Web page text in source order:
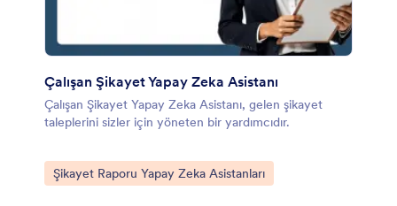
Çalışan Şikayet Yapay Zeka Asistanı
Çalışan Şikayet Yapay Zeka Asistanı, gelen şikayet
taleplerini sizler için yöneten bir yardımcıdır.
Kategoriye git:
Şikayet Raporu Yapay Zeka Asistanları